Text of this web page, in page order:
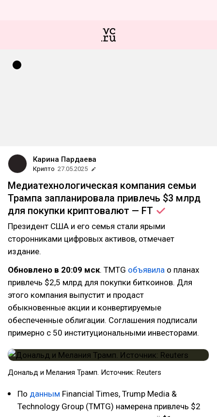
Карина Пардаева
Крипто 27.05.2025
Медиатехнологическая компания семьи
Трампа запланировала привлечь $3 млрд
для покупки криптовалют — FT
Президент США и его семья стали ярыми
сторонниками цифровых активов, отмечает
издание.
Обновлено в 20:09 мск. TMTG объявила о планах
привлечь $2,5 млрд для покупки биткоинов. Для
этого компания выпустит и продаст
обыкновенные акции и конвертируемые
обеспеченные облигации. Соглашения подписали
примерно с 50 институциональными инвесторами.
Дональд и Мелания Трамп. Источник: Reuters
По данным Financial Times, Trump Media &
Technology Group (TMTG) намерена привлечь $2